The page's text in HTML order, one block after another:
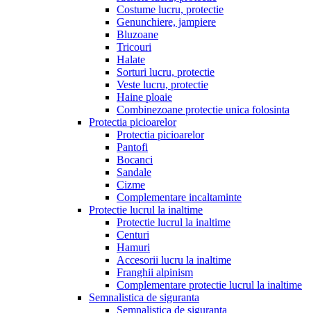
Costume lucru, protectie
Genunchiere, jampiere
Bluzoane
Tricouri
Halate
Sorturi lucru, protectie
Veste lucru, protectie
Haine ploaie
Combinezoane protectie unica folosinta
Protectia picioarelor
Protectia picioarelor
Pantofi
Bocanci
Sandale
Cizme
Complementare incaltaminte
Protectie lucrul la inaltime
Protectie lucrul la inaltime
Centuri
Hamuri
Accesorii lucru la inaltime
Franghii alpinism
Complementare protectie lucrul la inaltime
Semnalistica de siguranta
Semnalistica de siguranta